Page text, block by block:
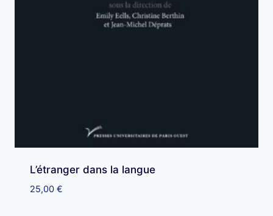
L’étranger dans la langue
25,00 €